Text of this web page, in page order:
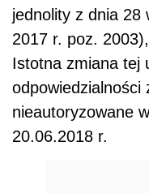
jednolity z dnia 28
2017 r. poz.
Istotna zmiana tej
odpowiedzialności
nieautoryzowane
20.06.2018 r.